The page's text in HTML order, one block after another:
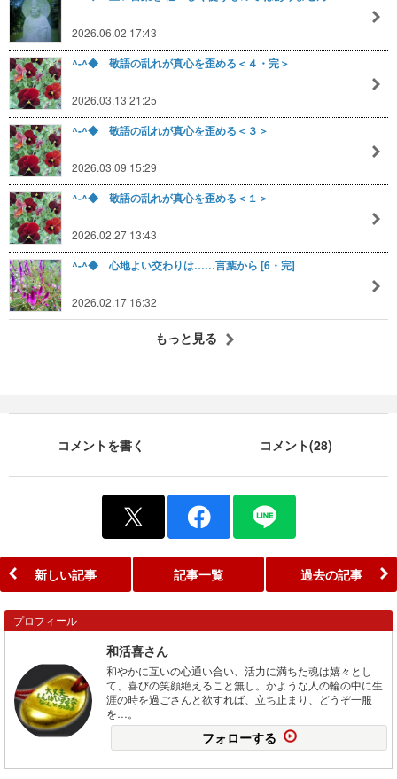
2026.06.02 17:43
^-^◆ 敬語の乱れが真心を歪める＜４・完＞
2026.03.13 21:25
^-^◆ 敬語の乱れが真心を歪める＜３＞
2026.03.09 15:29
^-^◆ 敬語の乱れが真心を歪める＜１＞
2026.02.27 13:43
^-^◆ 心地よい交わりは……言葉から [6・完]
2026.02.17 16:32
もっと見る
コメントを書く コメント(28)
新しい記事 記事一覧 過去の記事
プロフィール
和活喜さん
和やかに互いの心通い合い、活力に満ちた魂は嬉々とし
て、喜びの笑顔絶えること無し。かような人の輪の中に生
涯の時を過ごさんと欲すれば、立ち止まり、どうぞ一服
を…。
フォローする